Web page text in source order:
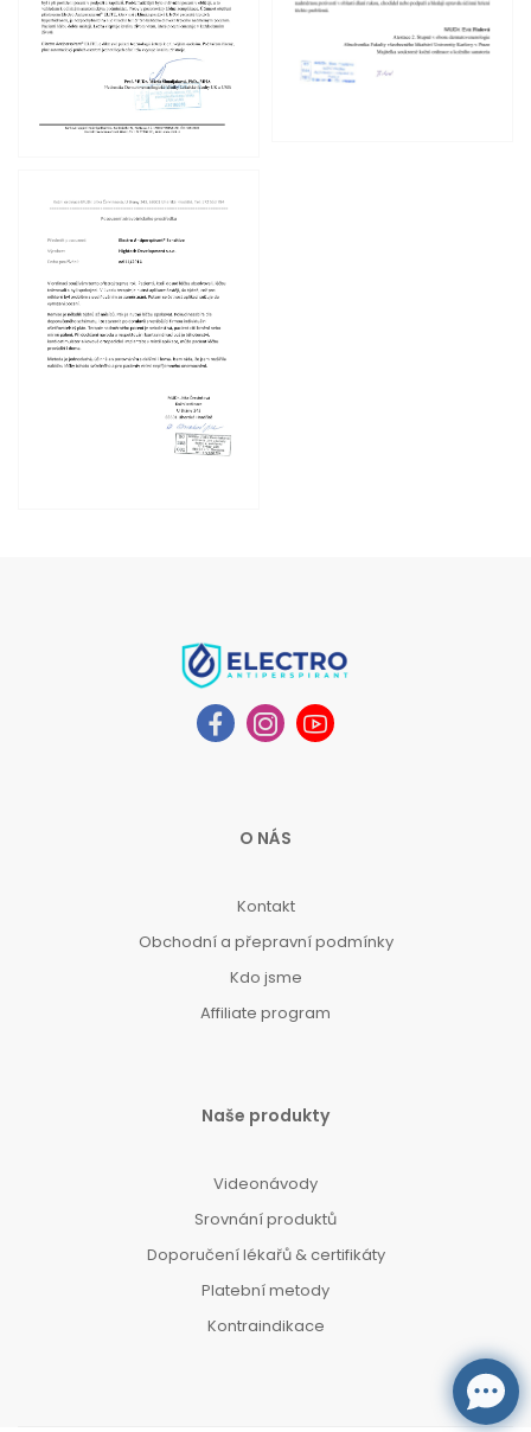
O NÁS
Kontakt
Obchodní a přepravní podmínky
Kdo jsme
Affiliate program
Naše produkty
Videonávody
Srovnání produktů
Doporučení lékařů & certifikáty
Platební metody
Kontraindikace